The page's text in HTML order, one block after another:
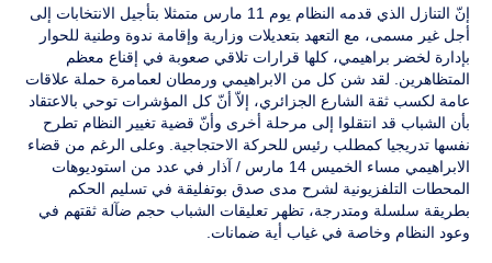
إنّ التنازل الذي قدمه النظام يوم 11 مارس متمثلا بتأجيل الانتخابات إلى
أجل غير مسمى، مع التعهد بتعديلات وزارية وإقامة ندوة وطنية للحوار
بإدارة لخضر براهيمي، كلها قرارات تلاقي صعوبة في إقناع معظم
المتظاهرين. لقد شن كل من الابراهيمي ورمطان لعمامرة حملة علاقات
عامة لكسب ثقة الشارع الجزائري، إلاّ أنّ كل المؤشرات توحي بالاعتقاد
بأن الشباب قد انتقلوا إلى مرحلة أخرى وأنّ قضية تغيير النظام تطرح
نفسها تدريجيا كمطلب رئيس للحركة الاحتجاجية. وعلى الرغم من قضاء
الابراهيمي مساء الخميس 14 مارس / آذار في عدد من استوديوهات
المحطات التلفزيونية لشرح مدى صدق بوتفليقة في تسليم الحكم
بطريقة سلسلة ومتدرجة، تظهر تعليقات الشباب حجم ضآلة ثقتهم في
وعود النظام وخاصة في غياب أية ضمانات.